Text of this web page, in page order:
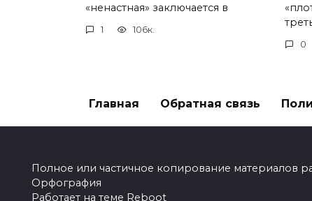
«ненастная» заключается в
1 106к.
0
Главная Обратная связь
Полное или частичное копирование материалов
Орфография
Работает на теме Reboot